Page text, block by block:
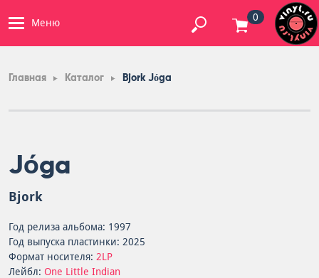
Меню 0
Главная Каталог Bjork Jóga
Jóga
Bjork
Год релиза альбома: 1997
Год выпуска пластинки: 2025
Формат носителя: 2LP
Лейбл: One Little Indian